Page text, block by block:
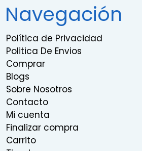
Navegación
Política de Privacidad
Politica De Envios
Comprar
Blogs
Sobre Nosotros
Contacto
Mi cuenta
Finalizar compra
Carrito